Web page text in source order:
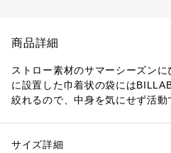
商品詳細
ストロー素材のサマーシーズン
に設置した巾着状の袋には
絞れるので、中身を気にせず活動
性別：レディース
サイズ詳細